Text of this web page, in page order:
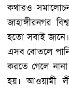
কথারও
জাহাঙ্গীরনগর
হতো সবাই
এসব বোতলে
করতে গেলে
হয়। আওয়ামী